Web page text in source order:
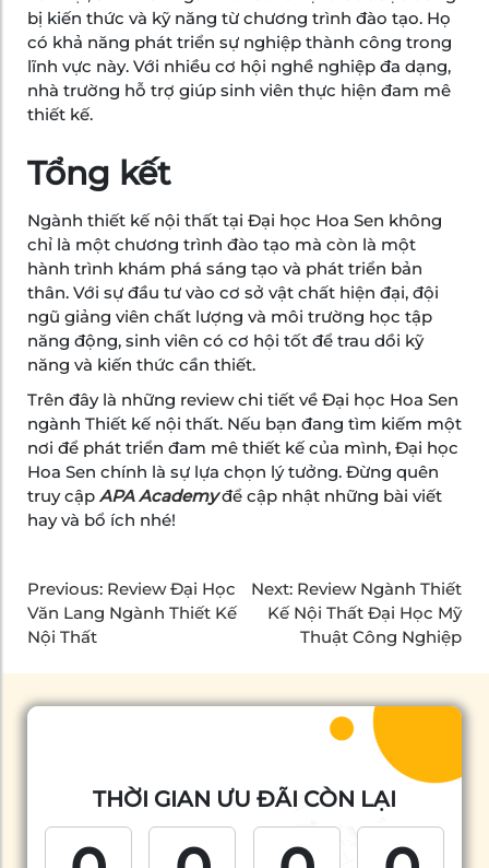
bị kiến thức và kỹ năng từ chương trình đào tạo. Họ
có khả năng phát triển sự nghiệp thành công trong
lĩnh vực này. Với nhiều cơ hội nghề nghiệp đa dạng,
nhà trường hỗ trợ giúp sinh viên thực hiện đam mê
thiết kế.
Tổng kết
Ngành thiết kế nội thất tại Đại học Hoa Sen không
chỉ là một chương trình đào tạo mà còn là một
hành trình khám phá sáng tạo và phát triển bản
thân. Với sự đầu tư vào cơ sở vật chất hiện đại, đội
ngũ giảng viên chất lượng và môi trường học tập
năng động, sinh viên có cơ hội tốt để trau dồi kỹ
năng và kiến thức cần thiết.
Trên đây là những review chi tiết về Đại học Hoa Sen
ngành Thiết kế nội thất. Nếu bạn đang tìm kiếm một
nơi để phát triển đam mê thiết kế của mình, Đại học
Hoa Sen chính là sự lựa chọn lý tưởng. Đừng quên
truy cập APA Academyđể cập nhật những bài viết
hay và bổ ích nhé!
Previous: Review Đại Học
Văn Lang Ngành Thiết Kế
Nội Thất
Next: Review Ngành Thiết
Kế Nội Thất Đại Học Mỹ
Thuật Công Nghiệp
THỜI GIAN ƯU ĐÃI CÒN LẠI